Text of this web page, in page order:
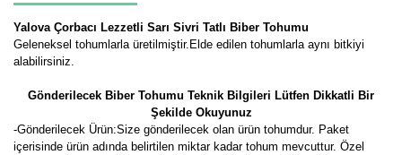
Yalova Çorbacı Lezzetli Sarı Sivri Tatlı Biber Tohumu
Geleneksel tohumlarla üretilmiştir.Elde edilen tohumlarla aynı bitkiyi
alabilirsiniz.
Gönderilecek Biber Tohumu Teknik Bilgileri Lütfen Dikkatli Bir
Şekilde Okuyunuz
-Gönderilecek Ürün:Size gönderilecek olan ürün tohumdur. Paket
içerisinde ürün adında belirtilen miktar kadar tohum mevcuttur. Özel